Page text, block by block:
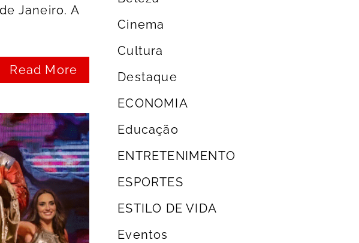
Janeiro. A
Read More
Cinema
Cultura
Destaque
ECONOMIA
Educação
ENTRETENIMENTO
ESPORTES
ESTILO DE VIDA
Eventos